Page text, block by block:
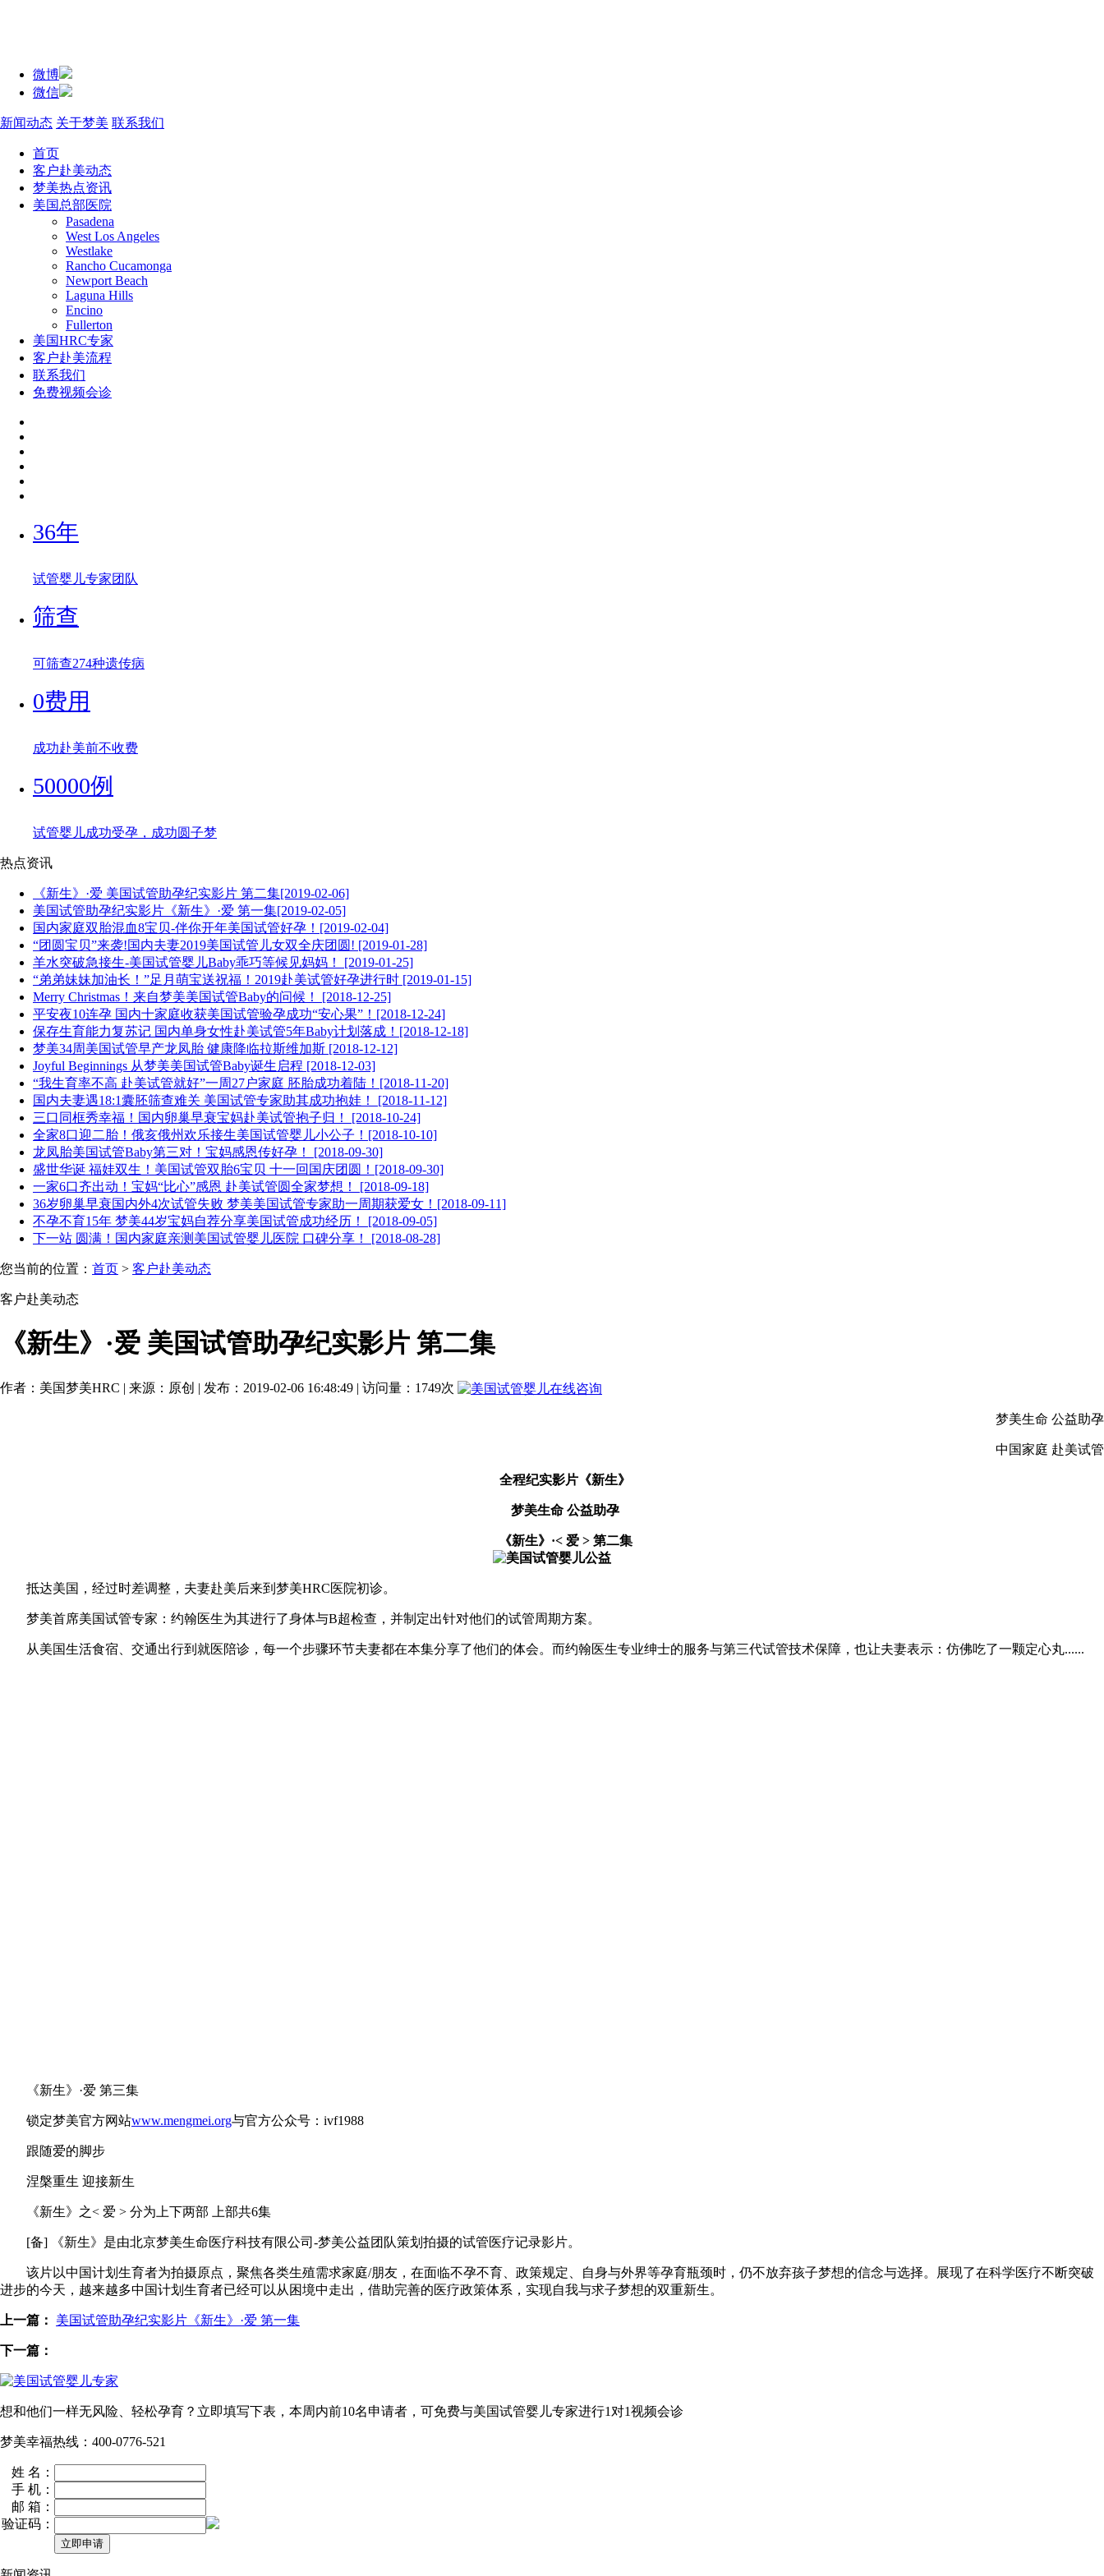
微博
微信
新闻动态 关于梦美 联系我们
首页
客户赴美动态
梦美热点资讯
美国总部医院
Pasadena
West Los Angeles
Westlake
Rancho Cucamonga
Newport Beach
Laguna Hills
Encino
Fullerton
美国HRC专家
客户赴美流程
联系我们
免费视频会诊
36年
试管婴儿专家团队
筛查
可筛查274种遗传病
0费用
成功赴美前不收费
50000例
试管婴儿成功受孕，成功圆子梦
热点资讯
《新生》·爱 美国试管助孕纪实影片 第二集[2019-02-06]
美国试管助孕纪实影片《新生》·爱 第一集[2019-02-05]
国内家庭双胎混血8宝贝-伴你开年美国试管好孕！[2019-02-04]
“团圆宝贝”来袭!国内夫妻2019美国试管儿女双全庆团圆! [2019-01-28]
羊水突破急接生-美国试管婴儿Baby乖巧等候见妈妈！ [2019-01-25]
“弟弟妹妹加油长！”足月萌宝送祝福！2019赴美试管好孕进行时 [2019-01-15]
Merry Christmas！来自梦美美国试管Baby的问候！ [2018-12-25]
平安夜10连孕 国内十家庭收获美国试管验孕成功“安心果”！[2018-12-24]
保存生育能力复苏记 国内单身女性赴美试管5年Baby计划落成！[2018-12-18]
梦美34周美国试管早产龙凤胎 健康降临拉斯维加斯 [2018-12-12]
Joyful Beginnings 从梦美美国试管Baby诞生启程 [2018-12-03]
“我生育率不高 赴美试管就好”一周27户家庭 胚胎成功着陆！[2018-11-20]
国内夫妻遇18:1囊胚筛查难关 美国试管专家助其成功抱娃！ [2018-11-12]
三口同框秀幸福！国内卵巢早衰宝妈赴美试管抱子归！ [2018-10-24]
全家8口迎二胎！俄亥俄州欢乐接生美国试管婴儿小公子！[2018-10-10]
龙凤胎美国试管Baby第三对！宝妈感恩传好孕！ [2018-09-30]
盛世华诞 福娃双生！美国试管双胎6宝贝 十一回国庆团圆！[2018-09-30]
一家6口齐出动！宝妈“比心”感恩 赴美试管圆全家梦想！ [2018-09-18]
36岁卵巢早衰国内外4次试管失败 梦美美国试管专家助一周期获爱女！[2018-09-11]
不孕不育15年 梦美44岁宝妈自荐分享美国试管成功经历！ [2018-09-05]
下一站 圆满！国内家庭亲测美国试管婴儿医院 口碑分享！ [2018-08-28]
您当前的位置： 首页 > 客户赴美动态
客户赴美动态
《新生》·爱 美国试管助孕纪实影片 第二集
作者：美国梦美HRC | 来源：原创 | 发布：2019-02-06 16:48:49 | 访问量：1749次
梦美生命 公益助孕
中国家庭 赴美试管
全程纪实影片《新生》
梦美生命 公益助孕
《新生》·< 爱 > 第二集
抵达美国，经过时差调整，夫妻赴美后来到梦美HRC医院初诊。
梦美首席美国试管专家：约翰医生为其进行了身体与B超检查，并制定出针对他们的试管周期方案。
从美国生活食宿、交通出行到就医陪诊，每一个步骤环节夫妻都在本集分享了他们的体会。而约翰医生专业绅士的服务与第三代试管技术保障，也让夫妻表示：仿佛吃了一颗定心丸......
《新生》·爱 第三集
锁定梦美官方网站www.mengmei.org与官方公众号：ivf1988
跟随爱的脚步
涅槃重生 迎接新生
《新生》之< 爱 > 分为上下两部 上部共6集
[备] 《新生》是由北京梦美生命医疗科技有限公司-梦美公益团队策划拍摄的试管医疗记录影片。
该片以中国计划生育者为拍摄原点，聚焦各类生殖需求家庭/朋友，在面临不孕不育、政策规定、自身与外界等孕育瓶颈时，仍不放弃孩子梦想的信念与选择。展现了在科学医疗不断突破
进步的今天，越来越多中国计划生育者已经可以从困境中走出，借助完善的医疗政策体系，实现自我与求子梦想的双重新生。
上一篇： 美国试管助孕纪实影片《新生》·爱 第一集
下一篇：
想和他们一样无风险、轻松孕育？立即填写下表，本周内前10名申请者，可免费与美国试管婴儿专家进行1对1视频会诊
梦美幸福热线：400-0776-521
姓 名：
手 机：
邮 箱：
验证码：